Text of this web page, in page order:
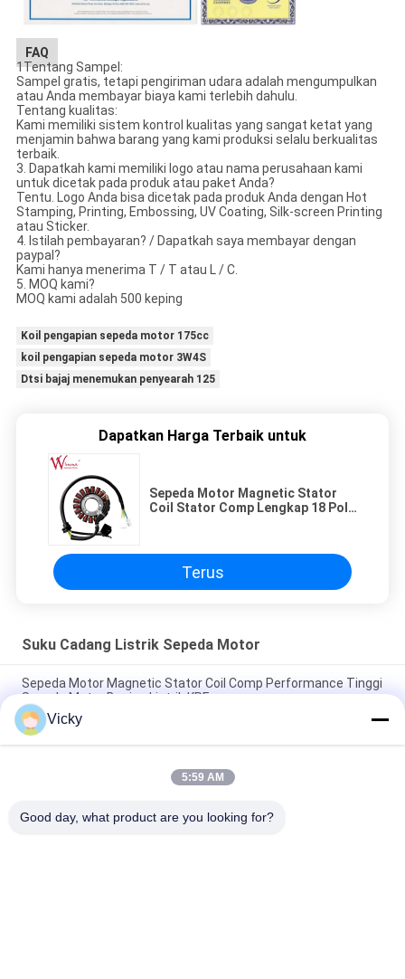
FAQ
1Tentang Sampel:
Sampel gratis, tetapi pengiriman udara adalah mengumpulkan
atau Anda membayar biaya kami terlebih dahulu.
Tentang kualitas:
Kami memiliki sistem kontrol kualitas yang sangat ketat yang
menjamin bahwa barang yang kami produksi selalu berkualitas
terbaik.
3. Dapatkah kami memiliki logo atau nama perusahaan kami
untuk dicetak pada produk atau paket Anda?
Tentu. Logo Anda bisa dicetak pada produk Anda dengan Hot
Stamping, Printing, Embossing, UV Coating, Silk-screen Printing
atau Sticker.
4. Istilah pembayaran? / Dapatkah saya membayar dengan
paypal?
Kami hanya menerima T / T atau L / C.
5. MOQ kami?
MOQ kami adalah 500 keping
Koil pengapian sepeda motor 175cc
koil pengapian sepeda motor 3W4S
Dtsi bajaj menemukan penyearah 125
Dapatkan Harga Terbaik untuk
Sepeda Motor Magnetic Stator
Coil Stator Comp Lengkap 18 Pole
Terus
Suku Cadang Listrik Sepeda Motor
Sepeda Motor Magnetic Stator Coil Comp Performance Tinggi
Sepeda Motor Bagian Listrik KRF
Konektor Relay Sepeda Motor Listrik Kriss 100 untuk Pembeli
B2B Kinerja Baik Pria 6.3mm
Relay pemutar listrik sepeda motor untuk NOUVO Pin konektor
Vicky
5:59 AM
Good day, what product are you looking for?